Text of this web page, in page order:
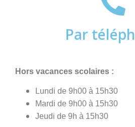
Par
Hors vacances scolaires :
Lundi de 9h00 à 15h30
Mardi de 9h00 à 15h30
Jeudi de 9h à 15h30